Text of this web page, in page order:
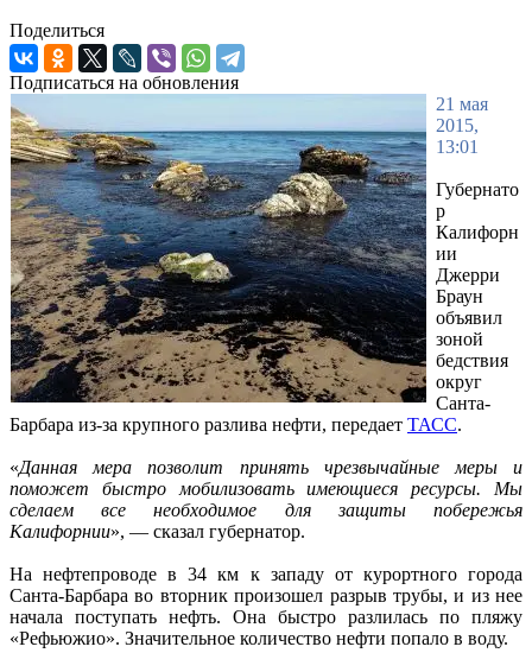
Поделиться
Подписаться на обновления
21 мая
2015,
13:01
Губернато
р
Калифорн
ии
Джерри
Браун
объявил
зоной
бедствия
округ
Санта-
Барбара из-за крупного разлива нефти, передает ТАСС.
«Данная мера позволит принять чрезвычайные меры и
поможет быстро мобилизовать имеющиеся ресурсы. Мы
сделаем все необходимое для защиты побережья
Калифорнии», — сказал губернатор.
На нефтепроводе в 34 км к западу от курортного города
Санта-Барбара во вторник произошел разрыв трубы, и из нее
начала поступать нефть. Она быстро разлилась по пляжу
«Рефьюжио». Значительное количество нефти попало в воду.